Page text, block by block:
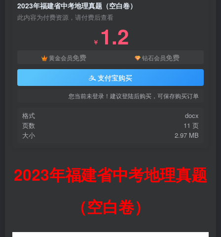
2023年福建省中考地理真题（空白卷）
此内容为付费资源，请付费后查看
￥ 1.2
黄金会员免费 钻石会员免费
支付宝购买
您当前未登录！建议登陆后购买，可保存购买订单
格式
docx
页数
11 页
大小
2.97 MB
2023年福建省中考地理真题
（空白卷）